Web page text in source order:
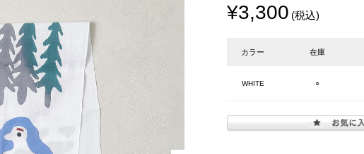
¥3,300 (税込)
カラー 在庫
WHITE ○